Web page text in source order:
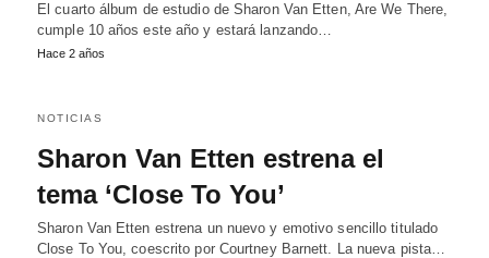
El cuarto álbum de estudio de Sharon Van Etten, Are We There,
cumple 10 años este año y estará lanzando…
Hace 2 años
NOTICIAS
Sharon Van Etten estrena el
tema ‘Close To You’
Sharon Van Etten estrena un nuevo y emotivo sencillo titulado
Close To You, coescrito por Courtney Barnett. La nueva pista…